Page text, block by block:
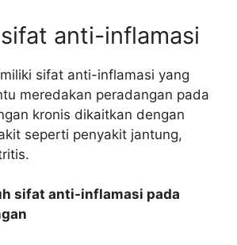
anti-inflamasi
sifat anti-inflamasi yang
meredakan peradangan pada
kronis dikaitkan dengan
seperti penyakit jantung,
sifat anti-inflamasi pada